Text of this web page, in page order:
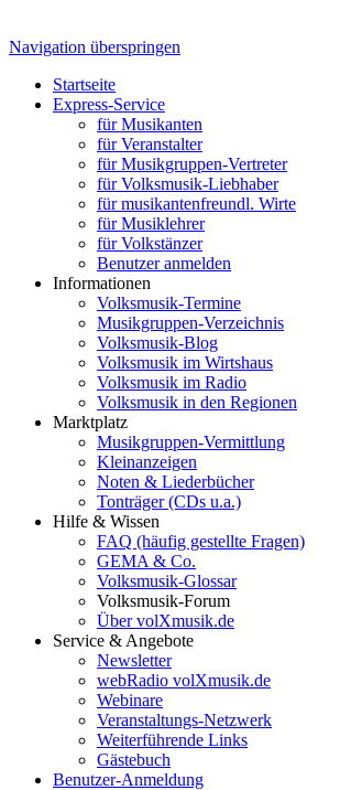
Navigation überspringen
Startseite
Express-Service
für Musikanten
für Veranstalter
für Musikgruppen-Vertreter
für Volksmusik-Liebhaber
für musikantenfreundl. Wirte
für Musiklehrer
für Volkstänzer
Benutzer anmelden
Informationen
Volksmusik-Termine
Musikgruppen-Verzeichnis
Volksmusik-Blog
Volksmusik im Wirtshaus
Volksmusik im Radio
Volksmusik in den Regionen
Marktplatz
Musikgruppen-Vermittlung
Kleinanzeigen
Noten & Liederbücher
Tonträger (CDs u.a.)
Hilfe & Wissen
FAQ (häufig gestellte Fragen)
GEMA & Co.
Volksmusik-Glossar
Volksmusik-Forum
Über volXmusik.de
Service & Angebote
Newsletter
webRadio volXmusik.de
Webinare
Veranstaltungs-Netzwerk
Weiterführende Links
Gästebuch
Benutzer-Anmeldung